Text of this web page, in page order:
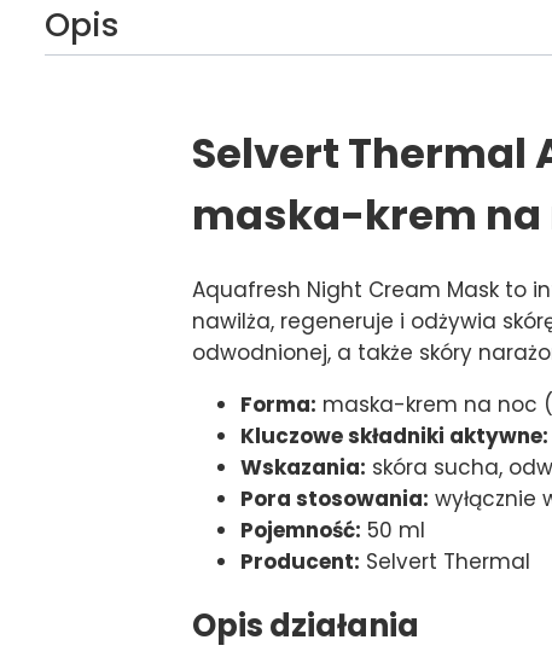
Opis
Selvert Thermal
maska-krem na
Aquafresh Night Cream Mask to
nawilża, regeneruje i odżywia
odwodnionej, a także skóry
Forma: maska-krem na noc
Kluczowe składniki aktywne:
Wskazania: skóra sucha,
Pora stosowania: wyłącznie
Pojemność: 50 ml
Producent: Selvert Thermal
Opis działania